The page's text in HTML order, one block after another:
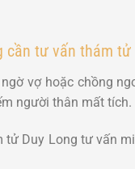
cần tư vấn thám tử
vợ hoặc chồng
người thân mất tích.
Duy Long tư vấn